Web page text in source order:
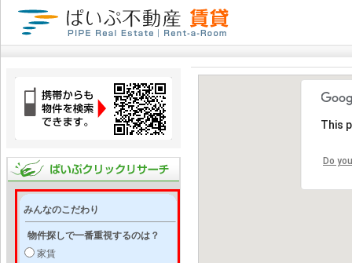
みんなのこだわり
物件探しで一番重視するのは？
家賃
This
Do